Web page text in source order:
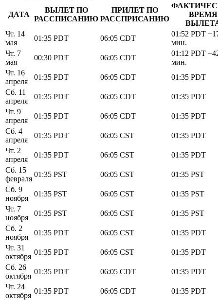
ДАТА
ВЫЛЕТ ПО
РАССПИСАНИЮ
ПРИЛЕТ ПО
РАССПРИСАНИЮ
ВРЕМЯ
Чт. 14
мая
01:35 PDT 06:05 CDT
01:52 PDT
мин.
Чт. 7
мая
00:30 PDT 06:05 CDT
01:12 PDT
мин.
Чт. 16
апреля
01:35 PDT 06:05 CDT 01:35 PDT
Сб. 11
апреля
01:35 PDT 06:05 CDT 01:35 PDT
Чт. 9
апреля
01:35 PDT 06:05 CDT 01:35 PDT
Сб. 4
апреля
01:35 PDT 06:05 CST 01:35 PDT
Чт. 2
апреля
01:35 PDT 06:05 CST 01:35 PDT
Сб. 15
февраля
01:35 PST 06:05 CST 01:35 PST
Сб. 9
ноября
01:35 PST 06:05 CST 01:35 PST
Чт. 7
ноября
01:35 PST 06:05 CST 01:35 PST
Сб. 2
ноября
01:35 PDT 06:05 CST 01:35 PDT
Чт. 31
октября
01:35 PDT 06:05 CST 01:35 PDT
Сб. 26
октября
01:35 PDT 06:05 CDT 01:35 PDT
Чт. 24
октября
01:35 PDT 06:05 CDT 01:35 PDT